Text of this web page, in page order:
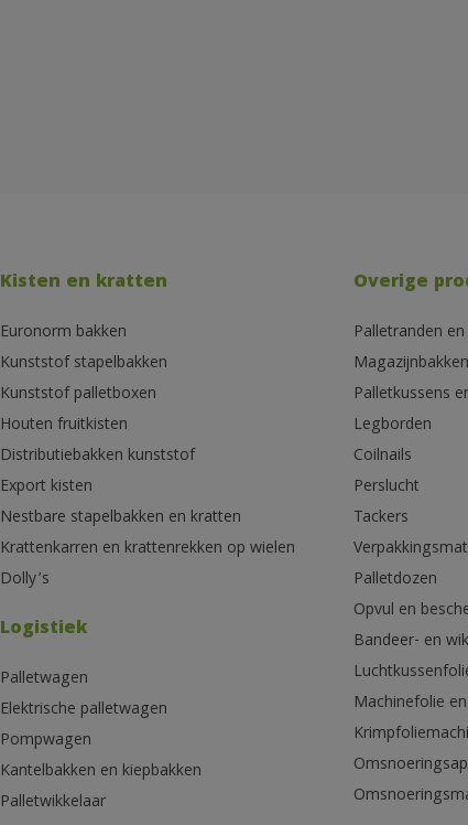
Kisten en kratten
Euronorm bakken
Kunststof stapelbakken
Kunststof palletboxen
Houten fruitkisten
Distributiebakken kunststof
Export kisten
Nestbare stapelbakken en kratten
Krattenkarren en krattenrekken op wielen
Dolly’s
Logistiek
Palletwagen
Elektrische palletwagen
Pompwagen
Kantelbakken en kiepbakken
Palletwikkelaar
Overige
Palletranden
Palletkussens
Legborden
Coilnails
Perslucht
Tackers
Palletdozen
Opvul en
Bandeer- en
Machinefolie